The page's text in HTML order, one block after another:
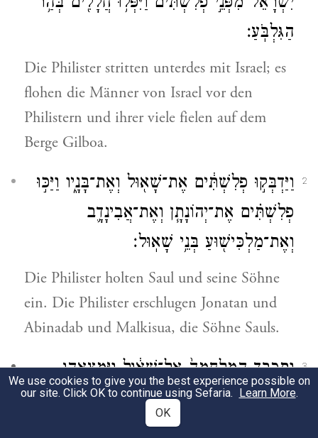
הַגִּלְבֹּֽעַ׃
Die Philister stritten unterdes mit Israel; es
flohen die Männer von Israel vor den
Philistern und ihrer viele fielen auf dem
Berge Gilboa.
2
וַיַּדְבְּק֣וּ פְלִשְׁתִּ֔ים אֶת־שָׁא֖וּל וְאֶת־בָּנָ֑יו וַיַּכּ֣וּ
פְלִשְׁתִּ֗ים אֶת־יְהוֹנָתָ֧ן וְאֶת־אֲבִינָדָ֛ב
וְאֶת־מַלְכִּישׁ֖וּעַ בְּנֵ֥י שָׁאֽוּל׃
Die Philister holten Saul und seine Söhne
ein. Die Philister erschlugen Jonatan und
Abinadab und Malkisua, die Söhne Sauls.
3
וַתִּכְבַּ֤ד הַמִּלְחָמָה֙ אֶל־שָׁא֔וּל וַיִּמְצָאֻ֥הוּ
הַמּוֹרִ֖ים אֲנָשִׁ֣ים בַּקָּ֑שֶׁת וַיָּ֥חֶל מְאֹ֖ד
We use cookies to give you the best experience possible on
our site. Click OK to continue using Sefaria. Learn More.
OK